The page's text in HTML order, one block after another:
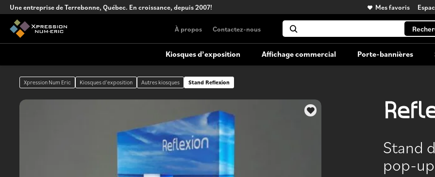
Une entreprise de Terrebonne, Québec. En croissance, depuis 2007! Mes favoris
À propos Contactez-nous
Kiosques d’exposition
Kiosque sur mesure
Comptoirs portables
Comptoir portables versatiles pour
événements
Kiosques d'exposition versatiles et
Location de kiosque
Louez votre kiosque grand format
Affichage commercial
Affichage extérieur Affichage grand format
Porte-bannières
Xpression Num Eric Kiosques d’exposition Autres kiosques Stand Reflexion
Stand
pop-